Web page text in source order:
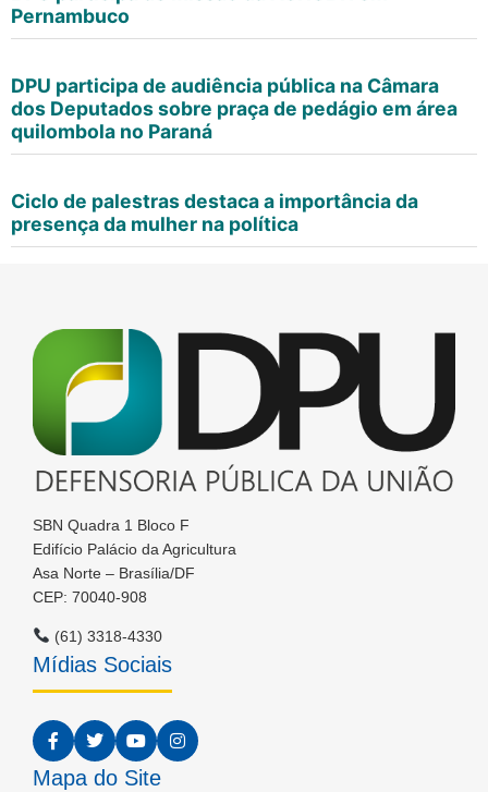
Pernambuco
DPU participa de audiência pública na Câmara
dos Deputados sobre praça de pedágio em área
quilombola no Paraná
Ciclo de palestras destaca a importância da
presença da mulher na política
SBN Quadra 1 Bloco F
Edifício Palácio da Agricultura
Asa Norte – Brasília/DF
CEP: 70040-908
(61) 3318-4330
Mídias Sociais
Mapa do Site